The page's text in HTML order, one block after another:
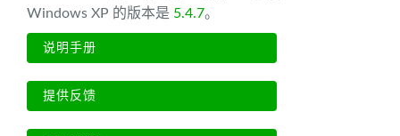
Windows XP 的版本是 5.4.7。
说明手册
提供反馈